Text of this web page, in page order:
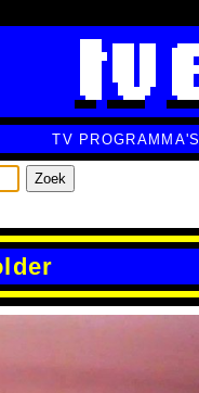
TV PROGRAMMA'S
Zoek